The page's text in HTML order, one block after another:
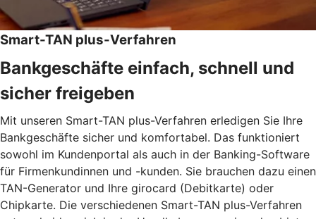
Smart-TAN plus-Verfahren
Bankgeschäfte einfach, schnell und
sicher freigeben
Mit unseren Smart-TAN plus-Verfahren erledigen Sie Ihre
Bankgeschäfte sicher und komfortabel. Das funktioniert
sowohl im Kundenportal als auch in der Banking-Software
für Firmenkundinnen und -kunden. Sie brauchen dazu einen
TAN-Generator und Ihre girocard (Debitkarte) oder
Chipkarte. Die verschiedenen Smart-TAN plus-Verfahren